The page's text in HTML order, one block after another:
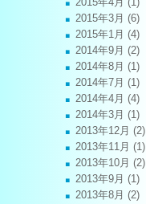
2015年3月 (6)
2015年1月 (4)
2014年9月 (2)
2014年8月 (1)
2014年7月 (1)
2014年4月 (4)
2014年3月 (1)
2013年12月 (2)
2013年11月 (1)
2013年10月 (2)
2013年9月 (1)
2013年8月 (2)